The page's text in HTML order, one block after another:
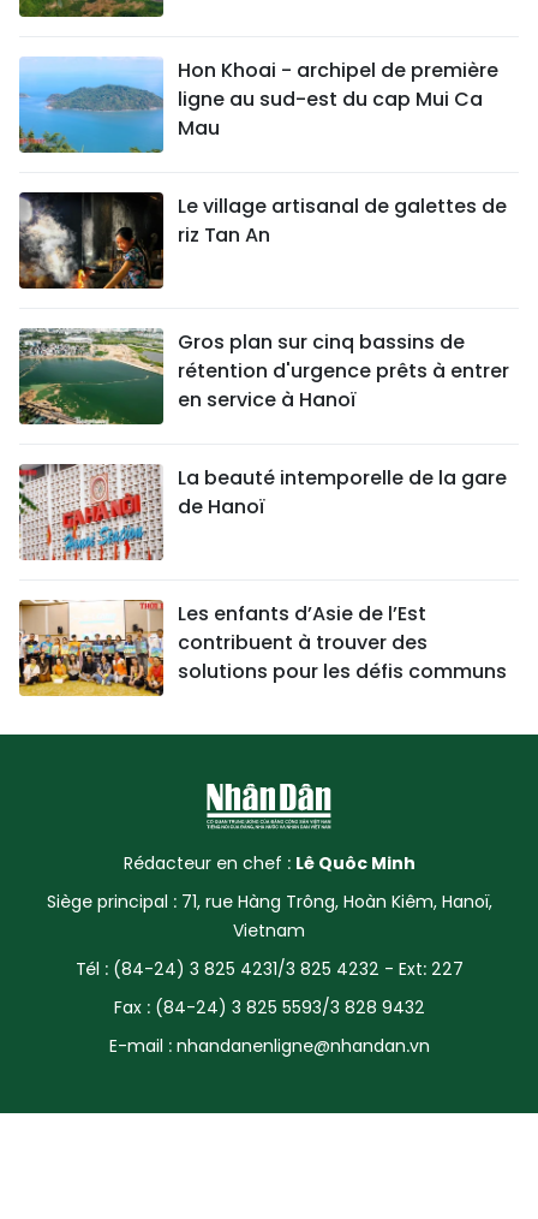
Hon Khoai - archipel de première
ligne au sud-est du cap Mui Ca
Mau
Le village artisanal de galettes de
riz Tan An
Gros plan sur cinq bassins de
rétention d'urgence prêts à entrer
en service à Hanoï
La beauté intemporelle de la gare
de Hanoï
Les enfants d’Asie de l’Est
contribuent à trouver des
solutions pour les défis communs
Rédacteur en chef : Lê Quôc Minh
Siège principal : 71, rue Hàng Trông, Hoàn Kiêm, Hanoï,
Vietnam
Tél : (84-24) 3 825 4231/3 825 4232 - Ext: 227
Fax : (84-24) 3 825 5593/3 828 9432
E-mail : nhandanenligne@nhandan.vn